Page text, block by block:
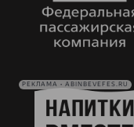
РЕКЛАМА • ABINBEVEFES.RU